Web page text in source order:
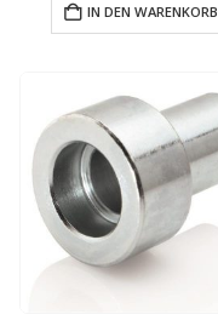
IN DEN WARENKORB